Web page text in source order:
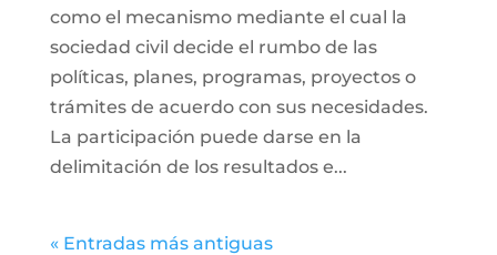
como el mecanismo mediante el cual la
sociedad civil decide el rumbo de las
políticas, planes, programas, proyectos o
trámites de acuerdo con sus necesidades.
La participación puede darse en la
delimitación de los resultados e...
« Entradas más antiguas